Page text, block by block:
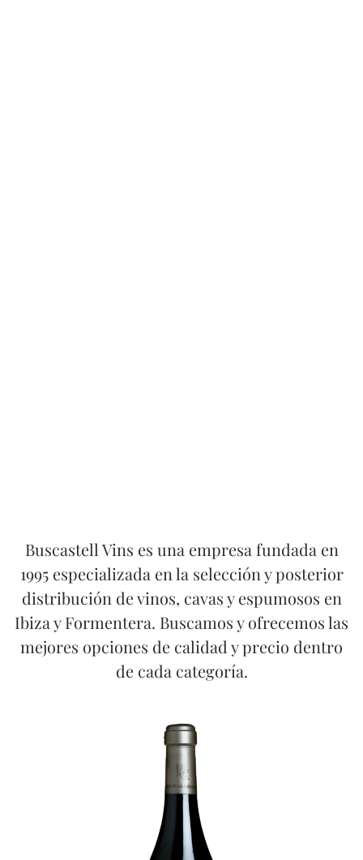
Buscastell Vins es una empresa fundada en
1995 especializada en la selección y posterior
distribución de vinos, cavas y espumosos en
Ibiza y Formentera. Buscamos y ofrecemos las
mejores opciones de calidad y precio dentro
de cada categoría.